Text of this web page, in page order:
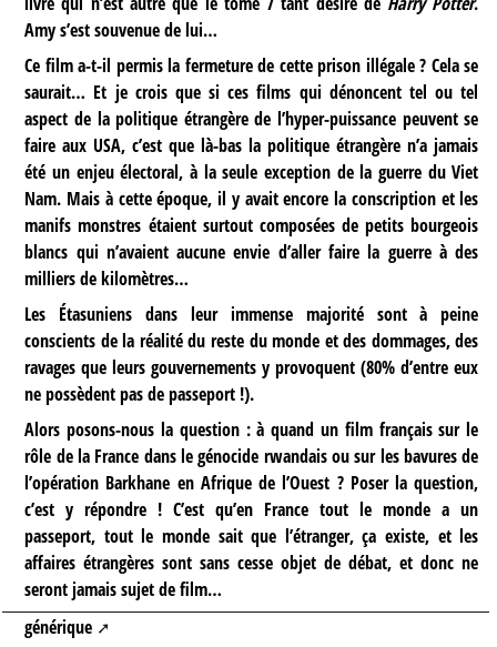
Amy s’est souvenue de lui…
Ce film a-t-il permis la fermeture de cette prison illégale ? Cela se
saurait… Et je crois que si ces films qui dénoncent tel ou tel
aspect de la politique étrangère de l’hyper-puissance peuvent se
faire aux USA, c’est que là-bas la politique étrangère n’a jamais
été un enjeu électoral, à la seule exception de la guerre du Viet
Nam. Mais à cette époque, il y avait encore la conscription et les
manifs monstres étaient surtout composées de petits bourgeois
blancs qui n’avaient aucune envie d’aller faire la guerre à des
milliers de kilomètres…
Les Étasuniens dans leur immense majorité sont à peine
conscients de la réalité du reste du monde et des dommages, des
ravages que leurs gouvernements y provoquent (80% d’entre eux
ne possèdent pas de passeport !).
Alors posons-nous la question : à quand un film français sur le
rôle de la France dans le génocide rwandais ou sur les bavures de
l’opération Barkhane en Afrique de l’Ouest ? Poser la question,
c’est y répondre ! C’est qu’en France tout le monde a un
passeport, tout le monde sait que l’étranger, ça existe, et les
affaires étrangères sont sans cesse objet de débat, et donc ne
seront jamais sujet de film…
générique